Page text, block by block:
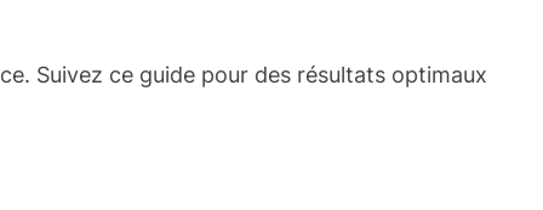
Suivez ce guide pour des résultats optimaux